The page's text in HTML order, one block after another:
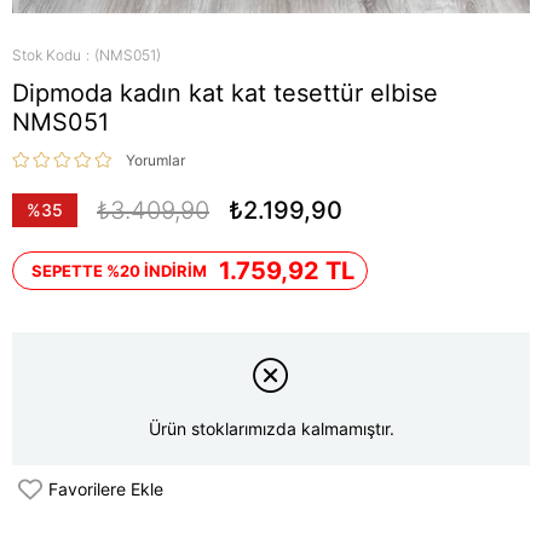
Stok Kodu (NMS051)
Dipmoda kadın kat kat tesettür elbise
NMS051
Yorumlar
%35
₺3.409,90 ₺2.199,90
SEPETTE %20 İNDİRİM 1.759,92 TL
Ürün stoklarımızda kalmamıştır.
Favorilere Ekle